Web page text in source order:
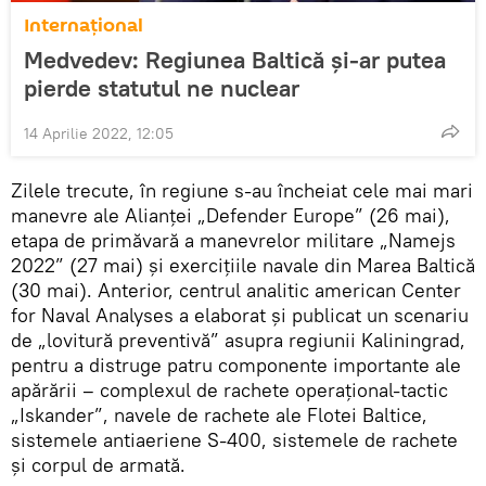
Internaţional
Medvedev: Regiunea Baltică și-ar putea
pierde statutul ne nuclear
14 Aprilie 2022, 12:05
Zilele trecute, în regiune s-au încheiat cele mai mari
manevre ale Alianței „Defender Europe” (26 mai),
etapa de primăvară a manevrelor militare „Namejs
2022” (27 mai) și exercițiile navale din Marea Baltică
(30 mai). Anterior, centrul analitic american Center
for Naval Analyses a elaborat și publicat un scenariu
de „lovitură preventivă” asupra regiunii Kaliningrad,
pentru a distruge patru componente importante ale
apărării – complexul de rachete operațional-tactic
„Iskander”, navele de rachete ale Flotei Baltice,
sistemele antiaeriene S-400, sistemele de rachete
și corpul de armată.